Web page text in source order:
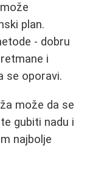
plan.
- dobru
i
se oporavi.
može da se
gubiti nadu i
najbolje